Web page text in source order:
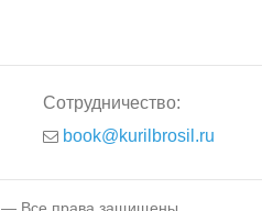
Сотрудничество:
book@kurilbrosil.ru